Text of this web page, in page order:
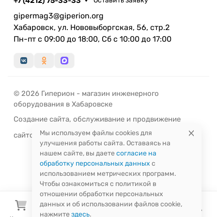
сверху или сзади
в зависимости от размещения печи в помещении.
gipermag3@giperion.org
Хабаровск, ул. Нововыборгская, 56, стр.2
Пн-пт с 09:00 до 18:00, Сб с 10:00 до 17:00
© 2026 Гиперион - магазин инженерного
оборудования в Хабаровске
Создание сайта, обслуживание и продвижение
сайтов
-РЭДЛАЙН
Мы используем файлы cookies для
улучшения работы сайта. Оставаясь на
нашем сайте, вы даете согласие на
обработку персональных данных с
использованием метрических программ.
Чтобы ознакомиться с политикой в
отношении обработки персональных
данных и об использовании файлов cookie,
нажмите здесь.